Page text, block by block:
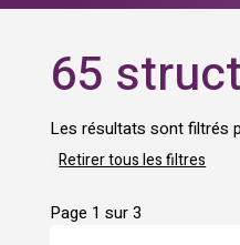
65
Les résultats sont filtrés
Retirer tous les filtres
Page 1 sur 3